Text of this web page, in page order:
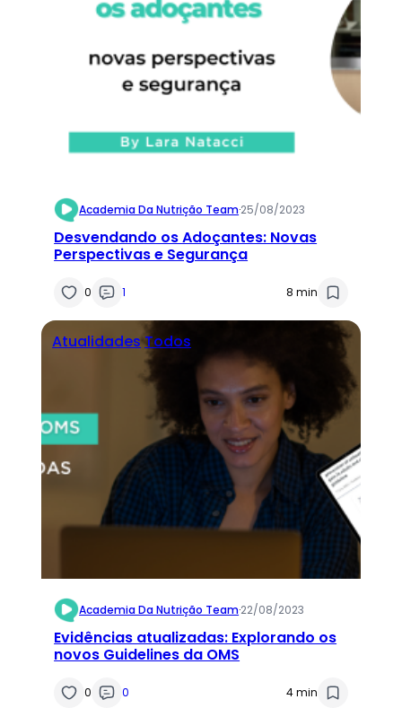
Academia Da Nutrição Team·25/08/2023
Desvendando os Adoçantes: Novas
Perspectivas e Segurança
0 1 8 min
AtualidadesTodos
Academia Da Nutrição Team·22/08/2023
Evidências atualizadas: Explorando os
novos Guidelines da OMS
0 0 4 min